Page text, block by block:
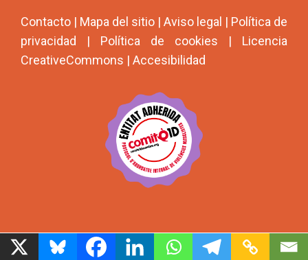
Contacto | Mapa del sitio | Aviso legal | Política de
privacidad | Política de cookies | Licencia
CreativeCommons | Accesibilidad